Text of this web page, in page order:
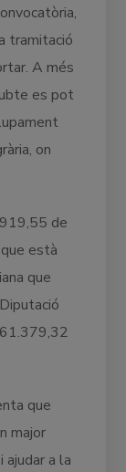
tramitació
A més
es pot
on
de
està
que
que
major
a la